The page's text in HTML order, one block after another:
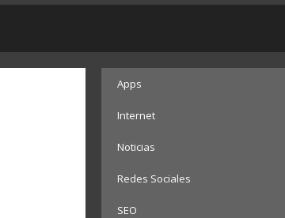
Apps
Internet
Noticias
Redes Sociales
SEO